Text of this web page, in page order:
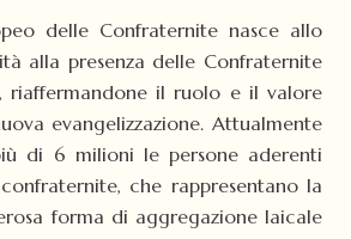
delle Confraternite nasce allo
alla presenza delle Confraternite
riaffermandone il ruolo e il valore
evangelizzazione. Attualmente
di 6 milioni le persone aderenti
che rappresentano la
forma di aggregazione laicale